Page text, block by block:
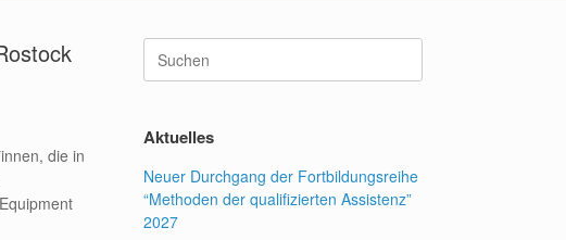
die in
nach:
Aktuelles
Neuer Durchgang der Fortbildungsreihe
“Methoden der qualifizierten Assistenz”
2027